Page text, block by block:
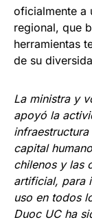
oficialmente a
regional, que
herramientas
de su
La ministra y
apoyó la
capital
chilenos y las
artificial, para
uso en todos
Duoc UC ha